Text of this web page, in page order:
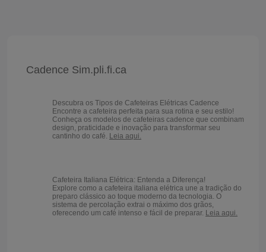
Cadence Sim.pli.fi.ca
Descubra os Tipos de Cafeteiras Elétricas Cadence
Encontre a cafeteira perfeita para sua rotina e seu estilo!
Conheça os modelos de cafeteiras cadence que combinam
design, praticidade e inovação para transformar seu
cantinho do café. Leia aqui.
Cafeteira Italiana Elétrica: Entenda a Diferença!
Explore como a cafeteira italiana elétrica une a tradição do
preparo clássico ao toque moderno da tecnologia. O
sistema de percolação extrai o máximo dos grãos,
oferecendo um café intenso e fácil de preparar. Leia aqui.